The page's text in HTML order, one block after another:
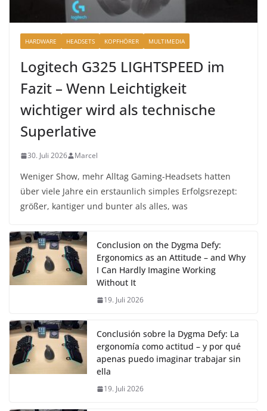
HARDWARE HEADSETS KOPFHÖRER MULTIMEDIA
Logitech G325 LIGHTSPEED im
Fazit – Wenn Leichtigkeit
wichtiger wird als technische
Superlative
30. Juli 2026 Marcel
Weniger Show, mehr Alltag Gaming-Headsets hatten
über viele Jahre ein erstaunlich simples Erfolgsrezept:
größer, kantiger und bunter als alles, was
Conclusion on the Dygma Defy:
Ergonomics as an Attitude – and Why
I Can Hardly Imagine Working
Without It
19. Juli 2026
Conclusión sobre la Dygma Defy: La
ergonomía como actitud – y por qué
apenas puedo imaginar trabajar sin
ella
19. Juli 2026